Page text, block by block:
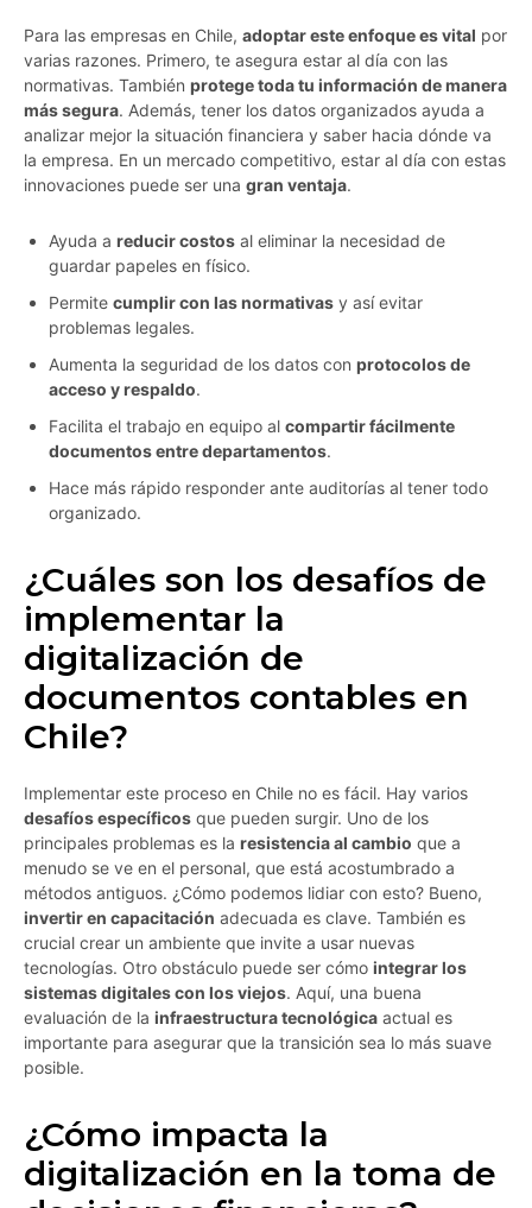
Para las empresas en Chile, adoptar este enfoque es vital por
varias razones. Primero, te asegura estar al día con las
normativas. También protege toda tu información de manera
más segura. Además, tener los datos organizados ayuda a
analizar mejor la situación financiera y saber hacia dónde va
la empresa. En un mercado competitivo, estar al día con estas
innovaciones puede ser una gran ventaja.
Ayuda a reducir costos al eliminar la necesidad de
guardar papeles en físico.
Permite cumplir con las normativas y así evitar
problemas legales.
Aumenta la seguridad de los datos con protocolos de
acceso y respaldo.
Facilita el trabajo en equipo al compartir fácilmente
documentos entre departamentos.
Hace más rápido responder ante auditorías al tener todo
organizado.
¿Cuáles son los desafíos de
implementar la
digitalización de
documentos contables en
Chile?
Implementar este proceso en Chile no es fácil. Hay varios
desafíos específicos que pueden surgir. Uno de los
principales problemas es la resistencia al cambio que a
menudo se ve en el personal, que está acostumbrado a
métodos antiguos. ¿Cómo podemos lidiar con esto? Bueno,
invertir en capacitación adecuada es clave. También es
crucial crear un ambiente que invite a usar nuevas
tecnologías. Otro obstáculo puede ser cómo integrar los
sistemas digitales con los viejos. Aquí, una buena
evaluación de la infraestructura tecnológica actual es
importante para asegurar que la transición sea lo más suave
posible.
¿Cómo impacta la
digitalización en la toma de